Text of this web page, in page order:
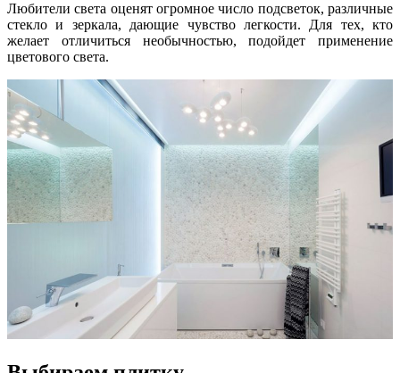
Любители света оценят огромное число подсветок, различные
стекло и зеркала, дающие чувство легкости. Для тех, кто
желает отличиться необычностью, подойдет применение
цветового света.